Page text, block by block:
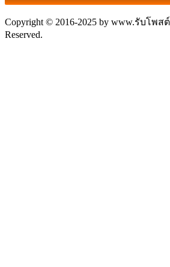
Copyright © 2016-2025 by www.รับโพส
Reserved.